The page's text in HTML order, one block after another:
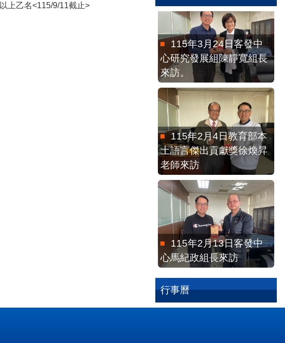
上乙名<115/9/11截止>
115年3月24日客發中
心研究發展組陳靜寬組長
來訪。
115年2月4日教育部本
土語言傑出貢獻獎徐煥昇
老師來訪
115年2月13日客發中
心馬紀政組長來訪
行事曆